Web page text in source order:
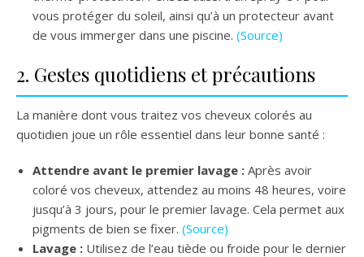
vous protéger du soleil, ainsi qu’à un protecteur avant
de vous immerger dans une piscine. (Source)
2. Gestes quotidiens et précautions
La manière dont vous traitez vos cheveux colorés au
quotidien joue un rôle essentiel dans leur bonne santé :
Attendre avant le premier lavage : Après avoir
coloré vos cheveux, attendez au moins 48 heures, voire
jusqu’à 3 jours, pour le premier lavage. Cela permet aux
pigments de bien se fixer. (Source)
Lavage : Utilisez de l’eau tiède ou froide pour le dernier